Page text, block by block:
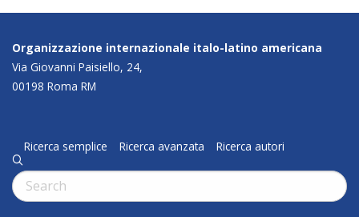
Organizzazione internazionale italo-latino americana
Via Giovanni Paisiello, 24,
00198 Roma RM
Ricerca semplice Ricerca avanzata Ricerca autori
q
Cerca: